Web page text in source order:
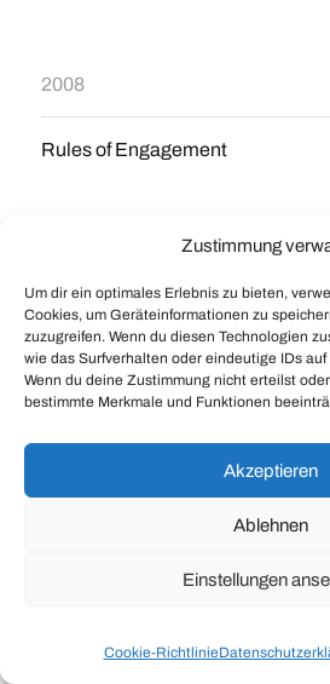
Zustimmung
Um dir ein optimales Erlebnis zu bieten,
Cookies, um Geräteinformationen zu
zuzugreifen. Wenn du diesen Technologien
wie das Surfverhalten oder eindeutige IDs
Wenn du deine Zustimmung nicht erteilst
bestimmte Merkmale und Funktionen
Akzeptieren
Ablehnen
Einstellungen
Cookie-Richtlinie
2008
Rules of Engagement
© 2026Braintank
Theme byAnders Norén